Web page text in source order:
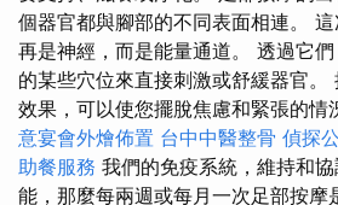
個器官都與腳部的不同表面相連。
再是神經，而是能量通道。 透過它
的某些穴位來直接刺激或舒緩器官。
效果，可以使您擺脫焦慮和緊張的情
意宴會外燴佈置 台中中醫整骨 偵探
助餐服務 我們的免疫系統，維持和
能，那麼每兩週或每月一次足部按摩